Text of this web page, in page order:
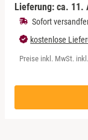
Lieferung: ca. 11.
Sofort
kostenlose
Preise inkl. MwSt.